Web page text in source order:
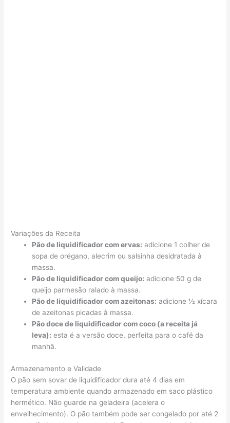
Variações da Receita
Pão de liquidificador com ervas: adicione 1 colher de
sopa de orégano, alecrim ou salsinha desidratada à
massa.
Pão de liquidificador com queijo: adicione 50 g de
queijo parmesão ralado à massa.
Pão de liquidificador com azeitonas: adicione ½ xícara
de azeitonas picadas à massa.
Pão doce de liquidificador com coco (a receita já
leva): esta é a versão doce, perfeita para o café da
manhã.
Armazenamento e Validade
O pão sem sovar de liquidificador dura até 4 dias em
temperatura ambiente quando armazenado em saco plástico
hermético. Não guarde na geladeira (acelera o
envelhecimento). O pão também pode ser congelado por até 2